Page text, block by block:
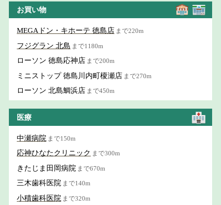
お買い物
MEGAドン・キホーテ 徳島店 まで220m
フジグラン 北島 まで1180m
ローソン 徳島応神店 まで200m
ミニストップ 徳島川内町榎瀬店 まで270m
ローソン 北島鯛浜店 まで450m
医療
中瀬病院 まで150m
応神ひなたクリニック まで300m
きたじま田岡病院 まで670m
三木歯科医院 まで140m
小積歯科医院 まで320m